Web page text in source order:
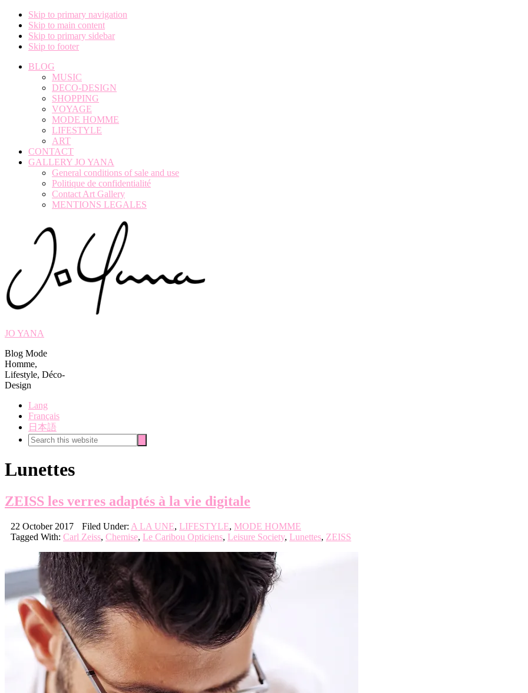
Skip to primary navigation
Skip to main content
Skip to primary sidebar
Skip to footer
BLOG
MUSIC
DECO-DESIGN
SHOPPING
VOYAGE
MODE HOMME
LIFESTYLE
ART
CONTACT
GALLERY JO YANA
General conditions of sale and use
Politique de confidentialité
Contact Art Gallery
MENTIONS LEGALES
JO YANA
Blog Mode
Homme,
Lifestyle, Déco-
Design
Lang
Français
日本語
Search
this
Lunettes
ZEISS les verres adaptés à la vie digitale
22 October 2017 Filed Under: A LA UNE, LIFESTYLE, MODE HOMME
Tagged With: Carl Zeiss, Chemise, Le Caribou Opticiens, Leisure Society, Lunettes, ZEISS